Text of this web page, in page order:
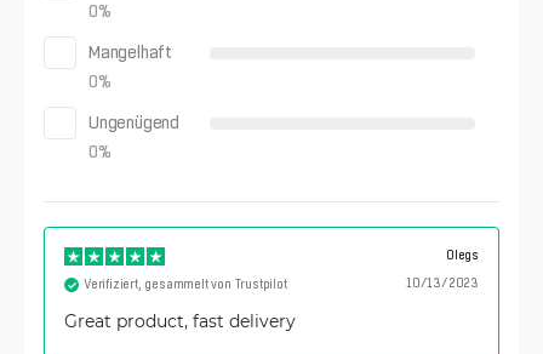
0%
Mangelhaft
0%
Ungenügend
0%
Olegs
10/13/2023
Verifiziert, gesammelt von Trustpilot
Great product, fast delivery